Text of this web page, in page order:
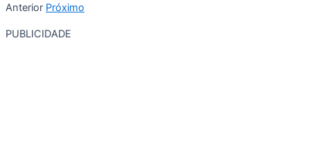
Anterior Próximo
PUBLICIDADE